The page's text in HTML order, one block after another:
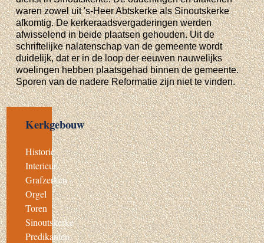
waren zowel uit 's-Heer Abtskerke als Sinoutskerke
afkomtig. De kerkeraadsvergaderingen werden
afwisselend in beide plaatsen gehouden. Uit de
schriftelijke nalatenschap van de gemeente wordt
duidelijk, dat er in de loop der eeuwen nauwelijks
woelingen hebben plaatsgehad binnen de gemeente.
Sporen van de nadere Reformatie zijn niet te vinden.
Kerkgebouw
Historie
Interieur
Grafzerken
Orgel
Toren
Sinoutskerke
Predikanten